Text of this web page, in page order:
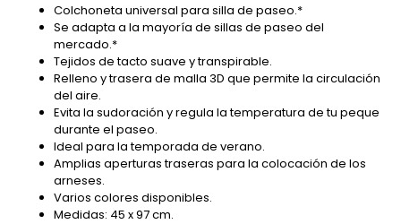
Colchoneta universal para silla de paseo.*
Se adapta a la mayoría de sillas de paseo del
mercado.*
Tejidos de tacto suave y transpirable.
Relleno y trasera de malla 3D que permite la circulación
del aire.
Evita la sudoración y regula la temperatura de tu peque
durante el paseo.
Ideal para la temporada de verano.
Amplias aperturas traseras para la colocación de los
arneses.
Varios colores disponibles.
Medidas: 45 x 97 cm.